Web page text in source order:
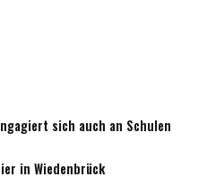
sich auch an Schulen
in Wiedenbrück